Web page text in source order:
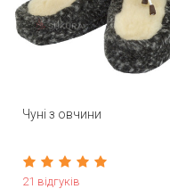
Чуні з овчини
21 відгуків